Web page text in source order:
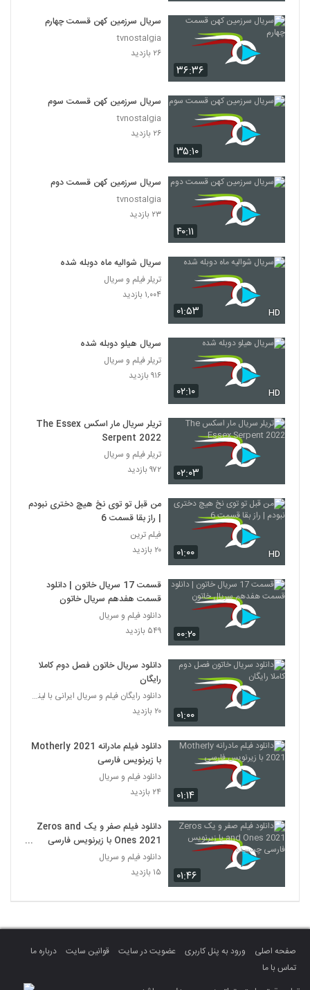
۳۶:۳۶
سریال سرزمین کهن قسمت چهارم
tvnostalgia
۲۶ بازدید
۳۵:۱۰
سریال سرزمین کهن قسمت سوم
tvnostalgia
۲۶ بازدید
۴۰:۱۱
سریال سرزمین کهن قسمت دوم
tvnostalgia
۲۳ بازدید
۰۱:۵۳ HD
سریال شوالیه ماه دوبله شده
تریلر فیلم و سریال
۱,۰۰۴ بازدید
۰۲:۱۰ HD
سریال هیلو دوبله شده
تریلر فیلم و سریال
۹۱۶ بازدید
۰۲:۰۳
تریلر سریال مار اسکس The Essex
Serpent 2022
تریلر فیلم و سریال
۹۷۲ بازدید
۰۱:۰۰ HD
من قبل تو توی نخ هیچ دختری نبودم
| راز بقا قسمت 6
فیلم ترین
۲۰ بازدید
۰۰:۲۰
قسمت 17 سریال خاتون | دانلود
قسمت هفدهم سریال خاتون
دانلود فیلم و سریال
۵۴۹ بازدید
۰۱:۰۰
دانلود سریال خاتون فصل دوم کاملا
رایگان
دانلود رایگان فیلم و سریال ایرانی با لینک مستقیم
۲۰ بازدید
۰۱:۱۴
دانلود فیلم مادرانه Motherly 2021
با زیرنویس فارسی
دانلود فیلم و سریال
۲۴ بازدید
۰۱:۴۶
دانلود فیلم صفر و یک Zeros and
Ones 2021 با زیرنویس فارسی
چسبیده
دانلود فیلم و سریال
۱۵ بازدید
صفحه اصلی ورود به پنل کاربری عضویت در سایت قوانین سایت
درباره ما
تماس با ما